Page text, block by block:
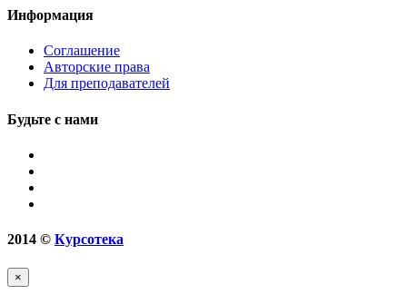
Информация
Соглашение
Авторские права
Для преподавателей
Будьте с нами
2014 © Курсотека
×